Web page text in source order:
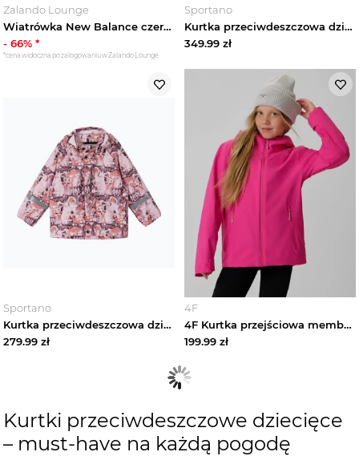
Zalando Lounge
Wiatrówka New Balance czerwony
-66% *
*cena widoczna po zalogowaniu w Zalando Lounge
Sportano
Kurtka przeciwdeszczowa dziecięca The North Face Antora tnf blk / tnf blk Czarny
349.99 zł
Sportano
Kurtka przeciwdeszczowa dziecięca Reima Vesi pale rose Różowy
279.99 zł
4F
4F Kurtka przejściowa membrana 5000 dziewczęca - różowa 128 (7-8 lat)
199.99 zł
Kurtki przeciwdeszczowe dziecięce
– must-have na każdą pogodę